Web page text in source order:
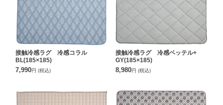
接触冷感ラグ 冷感コラル
BL(185×185)
7,990円 (税込)
接触冷感ラグ 冷感ベッテル+
GY(185×185)
8,980円 (税込)